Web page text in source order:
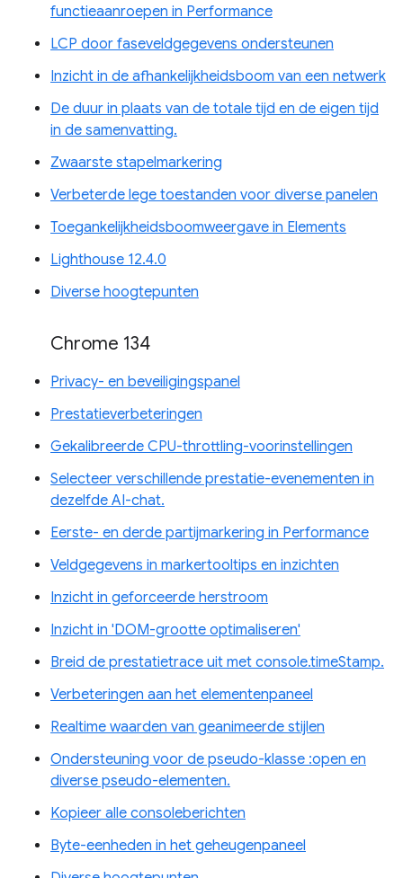
functieaanroepen in Performance
LCP door faseveldgegevens ondersteunen
Inzicht in de afhankelijkheidsboom van een netwerk
De duur in plaats van de totale tijd en de eigen tijd
in de samenvatting.
Zwaarste stapelmarkering
Verbeterde lege toestanden voor diverse panelen
Toegankelijkheidsboomweergave in Elements
Lighthouse 12.4.0
Diverse hoogtepunten
Chrome 134
Privacy- en beveiligingspanel
Prestatieverbeteringen
Gekalibreerde CPU-throttling-voorinstellingen
Selecteer verschillende prestatie-evenementen in
dezelfde AI-chat.
Eerste- en derde partijmarkering in Performance
Veldgegevens in markertooltips en inzichten
Inzicht in geforceerde herstroom
Inzicht in 'DOM-grootte optimaliseren'
Breid de prestatietrace uit met console.timeStamp.
Verbeteringen aan het elementenpaneel
Realtime waarden van geanimeerde stijlen
Ondersteuning voor de pseudo-klasse :open en
diverse pseudo-elementen.
Kopieer alle consoleberichten
Byte-eenheden in het geheugenpaneel